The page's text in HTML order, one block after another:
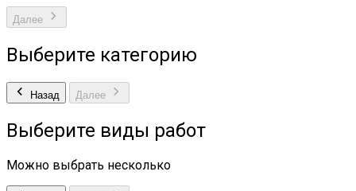
Далее
Выберите категорию
Назад Далее
Выберите виды работ
Можно выбрать несколько